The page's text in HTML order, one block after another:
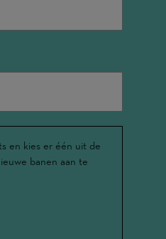
en kies er één uit de
banen aan te